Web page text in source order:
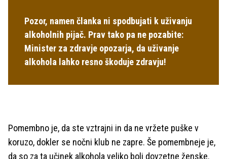
Pozor, namen članka ni spodbujati k uživanju
alkoholnih pijač. Prav tako pa ne pozabite:
Minister za zdravje opozarja, da uživanje
alkohola lahko resno škoduje zdravju!
Pomembno je, da ste vztrajni in da ne vržete puške v
koruzo, dokler se nočni klub ne zapre. Še pomembneje je,
da so za ta učinek alkohola veliko bolj dovzetne ženske.